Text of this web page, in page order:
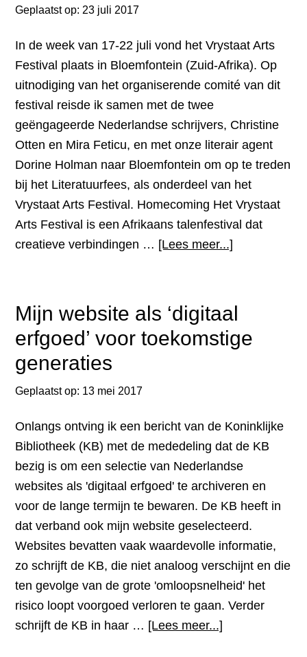
30
juli
2017
Geplaatst op: 23 juli 2017
In de week van 17-22 juli vond het Vrystaat Arts
Festival plaats in Bloemfontein (Zuid-Afrika). Op
uitnodiging van het organiserende comité van dit
festival reisde ik samen met de twee
geëngageerde Nederlandse schrijvers, Christine
Otten en Mira Feticu, en met onze literair agent
Dorine Holman naar Bloemfontein om op te treden
bij het Literatuurfees, als onderdeel van het
Vrystaat Arts Festival. Homecoming Het Vrystaat
Arts Festival is een Afrikaans talenfestival dat
creatieve verbindingen … [Lees meer...]
Vrystaat
Arts
Festival
Mijn website als ‘digitaal
erfgoed’ voor toekomstige
generaties
Geplaatst op: 13 mei 2017
Onlangs ontving ik een bericht van de Koninklijke
Bibliotheek (KB) met de mededeling dat de KB
bezig is om een selectie van Nederlandse
websites als 'digitaal erfgoed' te archiveren en
voor de lange termijn te bewaren. De KB heeft in
dat verband ook mijn website geselecteerd.
Websites bevatten vaak waardevolle informatie,
zo schrijft de KB, die niet analoog verschijnt en die
ten gevolge van de grote 'omloopsnelheid' het
risico loopt voorgoed verloren te gaan. Verder
schrijft de KB in haar … [Lees meer...]